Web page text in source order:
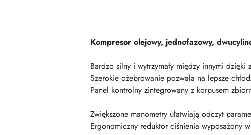
Kompresor olejowy, jednofazowy,
Bardzo silny i wytrzymały między innymi
Szerokie ożebrowanie pozwala na lepsze
Panel kontrolny zintegrowany z korpusem
Zwiększone manometry ułatwiają odczyt
Ergonomiczny reduktor ciśnienia wyposażony